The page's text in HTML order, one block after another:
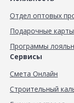
Отдел оптовых
Подарочные карты
Программы
Сервисы
Смета Онлайн
Строительный